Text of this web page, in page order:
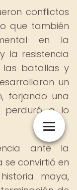
conflictos
que también
en la
la resistencia
batallas y
un
forjando una
perduró a lo
ante la
se convirtió en
maya,